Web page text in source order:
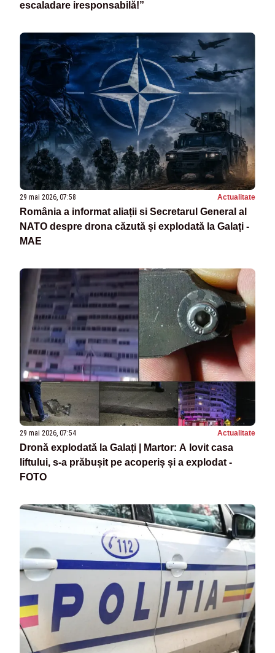
escaladare iresponsabilă!”
29 mai 2026, 07:58 Actualitate
România a informat aliații si Secretarul General al
NATO despre drona căzută și explodată la Galați -
MAE
29 mai 2026, 07:54 Actualitate
Dronă explodată la Galați | Martor: A lovit casa
liftului, s-a prăbușit pe acoperiș și a explodat -
FOTO